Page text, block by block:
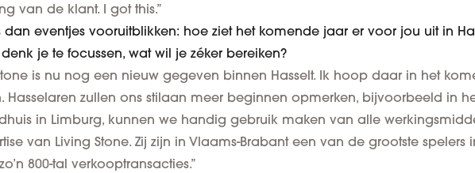
van de klant. I got this.”
dan eventjes vooruitblikken: hoe ziet het komende jaar er voor jou uit in
je te focussen, wat wil je zéker bereiken?
is nu nog een nieuw gegeven binnen Hasselt. Ik hoop daar in het
Hasselaren zullen ons stilaan meer beginnen opmerken, bijvoorbeeld in
in Limburg, kunnen we handig gebruik maken van alle
van Living Stone. Zij zijn in Vlaams-Brabant een van de grootste
800-tal verkooptransacties.”